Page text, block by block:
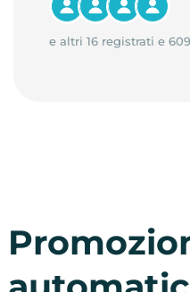
e altri 16 registrati e